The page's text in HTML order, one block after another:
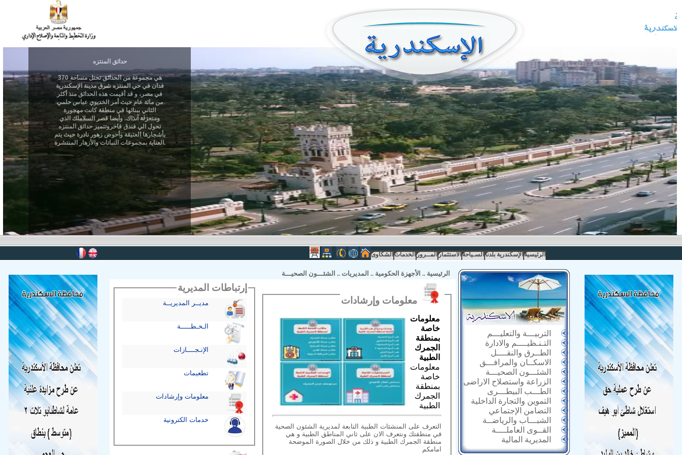
الرئيسية الإسكندرية بلدنا السـياحة الاستثمار المــرور الخدمات الشكاوى
التربيـــة والتعليـــم
التـنـظيــــم والادارة
الطــرق والنقــــل
الاسكــان والمرافـــق
الشئـــون الصحيـــة
الزراعة واستصلاح الاراضى
الطـــب البيطـــرى
التموين والتجارة الداخلية
التضامن الإجتماعي
الشبـــاب والرياضــة
القــوى العاملــــة
المديرية المالية
الرئيسية .. الأجهزة الحكومية .. المديريات .. الشئـــون الصحيـــة
معلومات
خاصة
بمنطقة
الجمرك
الطبية
معلومات
خاصة
بمنطقة
الجمرك
الطبية
التعرف على المنشئات الطبية التابعة لمديرية الشئون الصحية
في منطقتك ونتعرف الان على ثاني المناطق الطبية و هي
منطقة الجمرك الطبية و ذلك من خلال الصورة الموضحة
امامكم
إرتباطات المديرية
مديــر المديريــة
الـخـطـــــة
الإنـجــــازات
تطعيمات
معلومات وإرشادات
خدمات الكترونية